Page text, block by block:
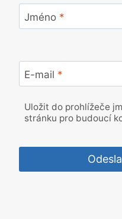
Jméno *
E-mail *
Uložit do prohlížeče
stránku pro budoucí